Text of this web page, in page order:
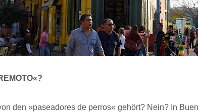
den »paseadores de perros« gehört? Nein? In